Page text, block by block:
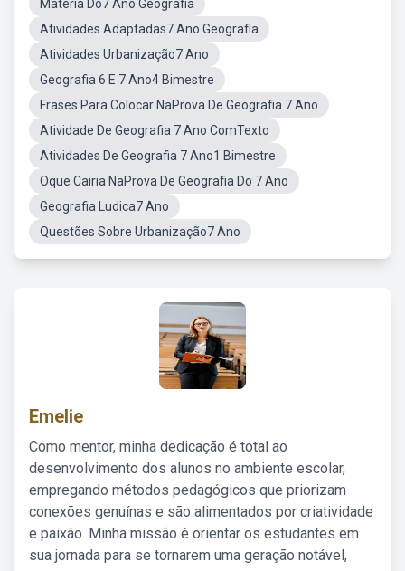
Matéria Do7 Ano Geografia
Atividades Adaptadas7 Ano Geografia
Atividades Urbanização7 Ano
Geografia 6 E 7 Ano4 Bimestre
Frases Para Colocar NaProva De Geografia 7 Ano
Atividade De Geografia 7 Ano ComTexto
Atividades De Geografia 7 Ano1 Bimestre
Oque Cairia NaProva De Geografia Do 7 Ano
Geografia Ludica7 Ano
Questões Sobre Urbanização7 Ano
Emelie
Como mentor, minha dedicação é total ao
desenvolvimento dos alunos no ambiente escolar,
empregando métodos pedagógicos que priorizam
conexões genuínas e são alimentados por criatividade
e paixão. Minha missão é orientar os estudantes em
sua jornada para se tornarem uma geração notável,